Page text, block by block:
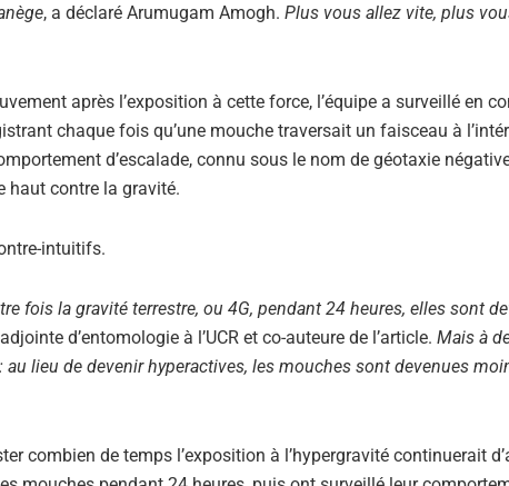
, a déclaré Arumugam Amogh. Plus vous allez vite, plus
après l’exposition à cette force, l’équipe a surveillé en
chaque fois qu’une mouche traversait un faisceau à
d’escalade, connu sous le nom de géotaxie
haut contre la gravité.
intuitifs.
fois la gravité terrestre, ou 4G, pendant 24 heures, elles sont
d’entomologie à l’UCR et co-auteure de l’article. Mais à
au lieu de devenir hyperactives, les mouches sont devenues
combien de temps l’exposition à l’hypergravité continuerait